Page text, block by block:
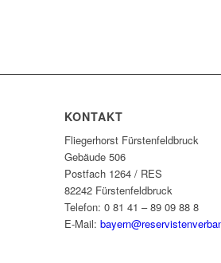
KONTAKT
Fliegerhorst Fürstenfeldbruck
Gebäude 506
Postfach 1264 / RES
82242 Fürstenfeldbruck
Telefon: 0 81 41 – 89 09 88 8
E-Mail: